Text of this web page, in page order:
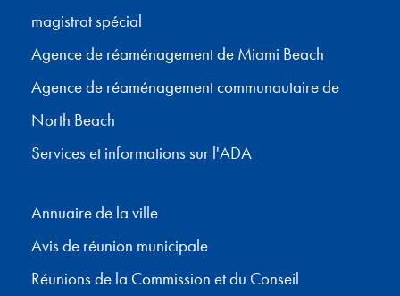
magistrat spécial
Agence de réaménagement de Miami Beach
Agence de réaménagement communautaire de
North Beach
Services et informations sur l'ADA
Annuaire de la ville
Avis de réunion municipale
Réunions de la Commission et du Conseil